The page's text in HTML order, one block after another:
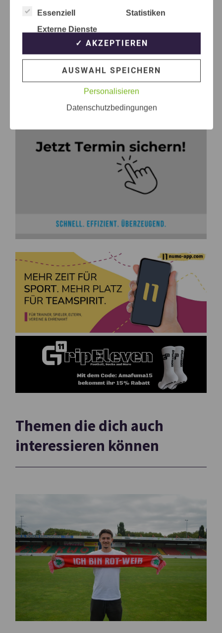
Themen die dich auch
interessieren können
Essenziell
Statistiken
Externe Dienste
✓ AKZEPTIEREN
AUSWAHL SPEICHERN
Personalisieren
Datenschutzbedingungen